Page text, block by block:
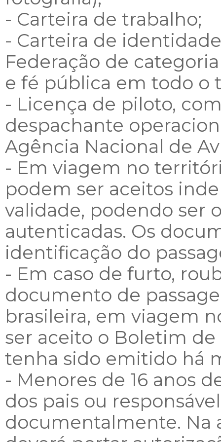
- Carteira de trabalho;
- Carteira de
Federação de
e fé pública em todo o
- Licença de piloto,
despachante
Agência Nacional de
- Em viagem no
podem ser aceitos
validade, podendo ser
autenticadas. Os
identificação do
- Em caso de furto,
documento de
brasileira, em viagem
ser aceito o Boletim
tenha sido emitido há
- Menores de 16 anos
dos pais ou
documentalmente. Na